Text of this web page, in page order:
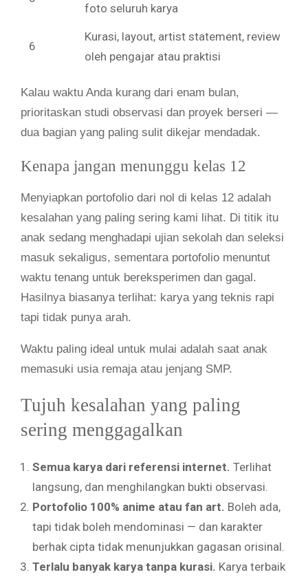
foto seluruh karya
6
Kurasi, layout, artist statement, review
oleh pengajar atau praktisi
Kalau waktu Anda kurang dari enam bulan,
prioritaskan studi observasi dan proyek berseri —
dua bagian yang paling sulit dikejar mendadak.
Kenapa jangan menunggu kelas 12
Menyiapkan portofolio dari nol di kelas 12 adalah
kesalahan yang paling sering kami lihat. Di titik itu
anak sedang menghadapi ujian sekolah dan seleksi
masuk sekaligus, sementara portofolio menuntut
waktu tenang untuk bereksperimen dan gagal.
Hasilnya biasanya terlihat: karya yang teknis rapi
tapi tidak punya arah.
Waktu paling ideal untuk mulai adalah saat anak
memasuki usia remaja atau jenjang SMP.
Tujuh kesalahan yang paling
sering menggagalkan
Semua karya dari referensi internet. Terlihat
langsung, dan menghilangkan bukti observasi.
Portofolio 100% anime atau fan art. Boleh ada,
tapi tidak boleh mendominasi — dan karakter
berhak cipta tidak menunjukkan gagasan orisinal.
Terlalu banyak karya tanpa kurasi. Karya terbaik